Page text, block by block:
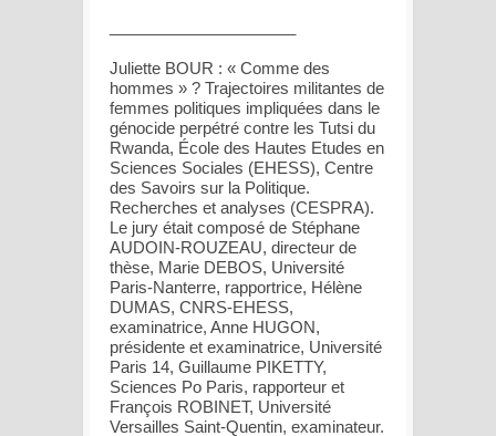
Juliette BOUR : « Comme des
hommes » ? Trajectoires militantes de
femmes politiques impliquées dans le
génocide perpétré contre les Tutsi du
Rwanda, École des Hautes Etudes en
Sciences Sociales (EHESS), Centre
des Savoirs sur la Politique.
Recherches et analyses (CESPRA).
Le jury était composé de Stéphane
AUDOIN-ROUZEAU, directeur de
thèse, Marie DEBOS, Université
Paris-Nanterre, rapportrice, Hélène
DUMAS, CNRS-EHESS,
examinatrice, Anne HUGON,
présidente et examinatrice, Université
Paris 14, Guillaume PIKETTY,
Sciences Po Paris, rapporteur et
François ROBINET, Université
Versailles Saint-Quentin, examinateur.